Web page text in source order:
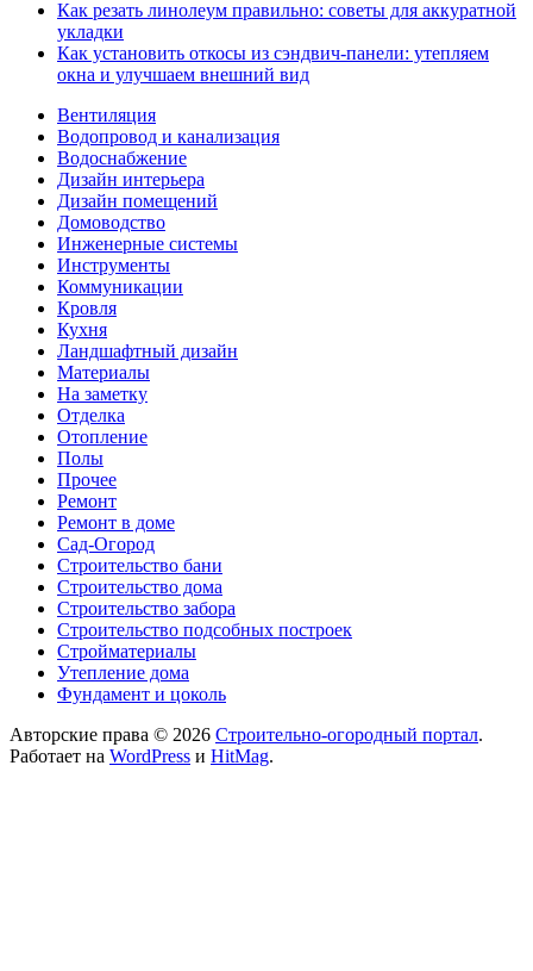
Как резать линолеум правильно: советы для аккуратной
укладки
Как установить откосы из сэндвич-панели: утепляем
окна и улучшаем внешний вид
Вентиляция
Водопровод и канализация
Водоснабжение
Дизайн интерьера
Дизайн помещений
Домоводство
Инженерные системы
Инструменты
Коммуникации
Кровля
Кухня
Ландшафтный дизайн
Материалы
На заметку
Отделка
Отопление
Полы
Прочее
Ремонт
Ремонт в доме
Сад-Огород
Строительство бани
Строительство дома
Строительство забора
Строительство подсобных построек
Стройматериалы
Утепление дома
Фундамент и цоколь
Авторские права © 2026 Строительно-огородный портал.
Работает на WordPress и HitMag.